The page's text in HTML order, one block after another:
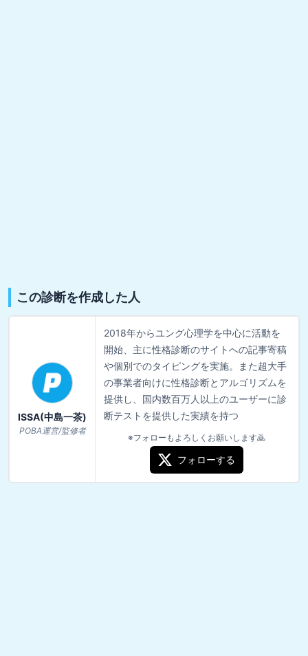
この診断を作成した人
ISSA(中島一茶)
POBA運営/監修者
2018年からユング心理学を中心に活動を
開始、主に性格診断のサイトへの記事寄稿
や個別でのタイピングを実施。また超大手
の事業者向けに性格診断とアルゴリズムを
提供し、国内数百万人以上のユーザーに診
断テストを提供した実績を持つ
※フォローもよろしくお願いします🙇
フォローする